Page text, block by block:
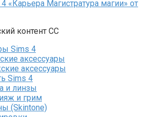
«Карьера Магистратура магии» от
контент СС
Sims 4
аксессуары
аксессуары
Sims 4
и линзы
и грим
(Skintone)